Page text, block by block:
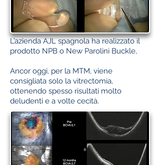
L’azienda AJL spagnola ha realizzato il
prodotto NPB o New Parolini Buckle,
Ancor oggi, per la MTM, viene
consigliata solo la vitrectomia,
ottenendo spesso risultati molto
deludenti e a volte cecità.